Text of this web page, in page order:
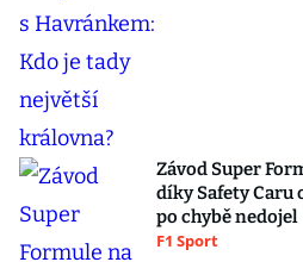
Závod Super
díky Safety Caru
po chybě nedojel
F1 Sport